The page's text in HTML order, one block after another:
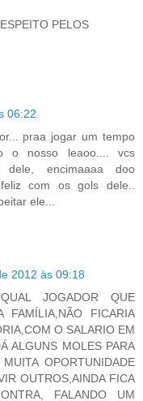
PELOS
06:22
praa jogar um tempo
o nosso leaoo.... vcs
encimaaaa doo
com os gols dele..
ele...
2012 às 09:18
JOGADOR QUE
FAMÍLIA,NÃO FICARIA
O SALARIO EM
ALGUNS MOLES PARA
OPORTUNIDADE
OUTROS,AINDA FICA
FALANDO UM